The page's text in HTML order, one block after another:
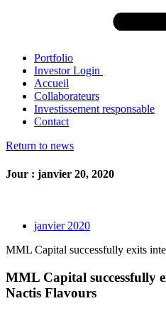
Portfolio
Investor Login
Accueil
Collaborateurs
Investissement responsable
Contact
Return to news
Jour : janvier 20, 2020
janvier 2020
MML Capital successfully exits
MML Capital successfully
Nactis Flavours